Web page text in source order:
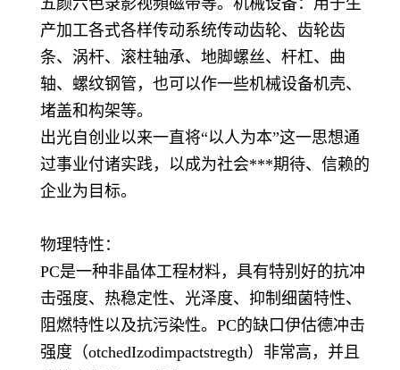
产加工各式各样传动系统传动齿轮、齿轮齿
条、涡杆、滚柱轴承、地脚螺丝、杆杠、曲
轴、螺纹钢管，也可以作一些机械设备机壳、
堵盖和构架等。
出光自创业以来一直将“以人为本”这一思想通
过事业付诸实践，以成为社会***期待、信赖的
企业为目标。
物理特性：
PC是一种非晶体工程材料，具有特别好的抗冲
击强度、热稳定性、光泽度、抑制细菌特性、
阻燃特性以及抗污染性。PC的缺口伊估德冲击
强度（otchedIzodimpactstregth）非常高，并且